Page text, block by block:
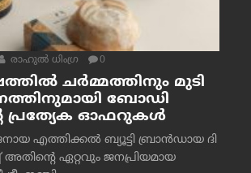
രാഹുല്‍ ധിംഗ്ര 0
ചർമ്മത്തിനും മുടി
ബോഡി
പ്രത്യേക ഓഫറുകൾ
എത്തിക്കൽ ബ്യൂട്ടി ബ്രാൻഡായ ദി
ഏറ്റവും ജനപ്രിയമായ